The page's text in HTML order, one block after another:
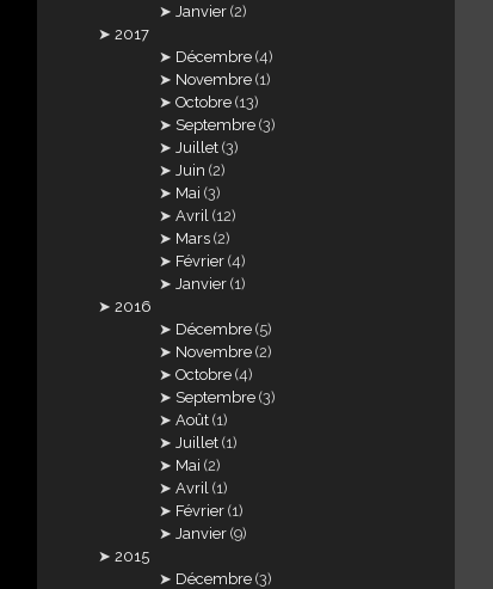
Janvier (2)
2017
Décembre (4)
Novembre (1)
Octobre (13)
Septembre (3)
Juillet (3)
Juin (2)
Mai (3)
Avril (12)
Mars (2)
Février (4)
Janvier (1)
2016
Décembre (5)
Novembre (2)
Octobre (4)
Septembre (3)
Août (1)
Juillet (1)
Mai (2)
Avril (1)
Février (1)
Janvier (9)
2015
Décembre (3)